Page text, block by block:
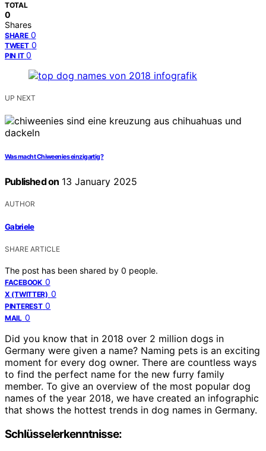
TOTAL
0
Shares
SHARE 0
TWEET 0
PIN IT 0
UP NEXT
Was macht Chiweenies einzigartig?
Published on 13 January 2025
AUTHOR
Gabriele
SHARE ARTICLE
The post has been shared by 0 people.
FACEBOOK 0
X (TWITTER) 0
PINTEREST 0
MAIL 0
Did you know that in 2018 over 2 million dogs in
Germany were given a name? Naming pets is an exciting
moment for every dog owner. There are countless ways
to find the perfect name for the new furry family
member. To give an overview of the most popular dog
names of the year 2018, we have created an infographic
that shows the hottest trends in dog names in Germany.
Schlüsselerkenntnisse: